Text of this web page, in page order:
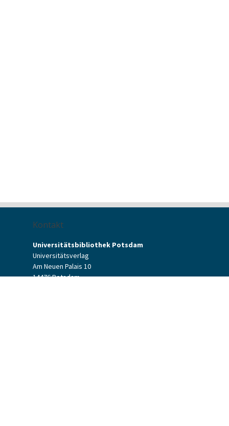
Kontakt
Universitätsbibliothek Potsdam
Universitätsverlag
Am Neuen Palais 10
14476 Potsdam